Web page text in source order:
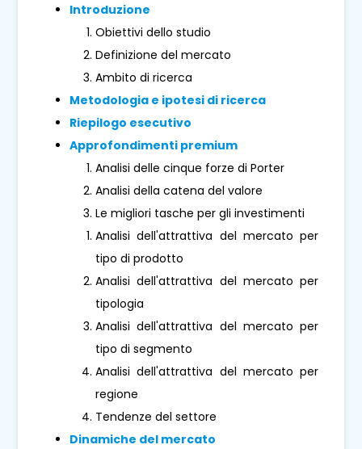
Introduzione
Obiettivi dello studio
Definizione del mercato
Ambito di ricerca
Metodologia e ipotesi di ricerca
Riepilogo esecutivo
Approfondimenti premium
Analisi delle cinque forze di Porter
Analisi della catena del valore
Le migliori tasche per gli investimenti
Analisi dell'attrattiva del mercato per
tipo di prodotto
Analisi dell'attrattiva del mercato per
tipologia
Analisi dell'attrattiva del mercato per
tipo di segmento
Analisi dell'attrattiva del mercato per
regione
Tendenze del settore
Dinamiche del mercato